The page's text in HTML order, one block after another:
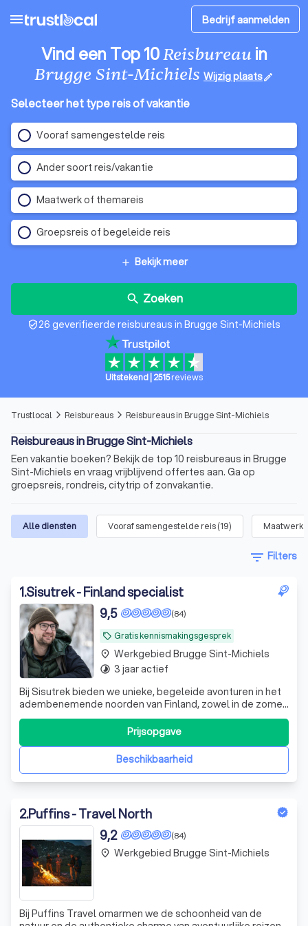
menu Bedrijf aanmelden
Vind een Top 10Reisbureauin
Brugge Sint-Michiels Wijzig plaatsedit
Selecteer het type reis of vakantie
Vooraf samengestelde reis
Ander soort reis/vakantie
Maatwerk of themareis
Groepsreis of begeleide reis
add Bekijk meer
search Zoeken
verified_user26 geverifieerde reisbureaus in Brugge Sint-Michiels
Uitstekend 2515reviews
Trustlocal arrow_forward_ios Reisbureaus arrow_forward_ios Reisbureaus in Brugge Sint-Michiels
Reisbureaus in Brugge Sint-Michiels
Een vakantie boeken? Bekijk de top 10 reisbureaus in Brugge
Sint-Michiels en vraag vrijblijvend offertes aan. Ga op
groepsreis, rondreis, citytrip of zonvakantie.
Alle diensten Vooraf samengestelde reis(19) Maatwerk
filter_list Filters
1.Sisutrek - Finland specialist
local_offer Gratis kennismakingsgesprek
(84)
9,5
Bij Sisutrek bieden we unieke, begeleide avonturen in het
adembenemende noorden van Finland, zowel in de zomer
als in de winter. Wij nemen je mee op een ontdekkingsreis
door de ongerepte natuur, waar je kunt genieten van de
rust en de schoonheid van de Finse wildernis. Of je nu wilt
wandelen over de
Beschikbaarheid
Prijsopgave
place Werkgebied Brugge Sint-Michiels
timelapse 3 jaar actief
2.Puffins - Travel North
(84)
9,2
Bij Puffins Travel omarmen we de schoonheid van de
place Werkgebied Brugge Sint-Michiels